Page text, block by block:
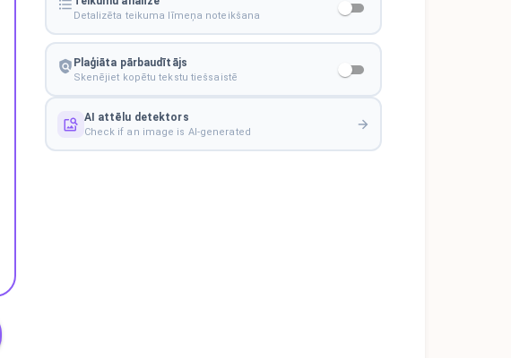
Detalizēta teikuma līmeņa noteikšana
Plaģiāta pārbaudītājs
Skenējiet kopētu tekstu tiešsaistē
AI attēlu detektors
Check if an image is AI-generated